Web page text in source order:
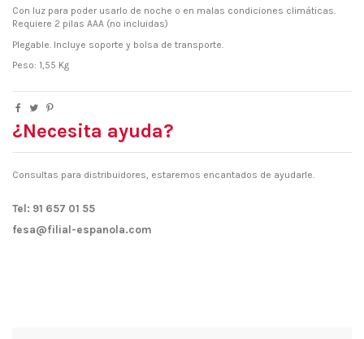
Con luz para poder usarlo de noche o en malas condiciones climáticas.
Requiere 2 pilas AAA (no incluidas)
Plegable. Incluye soporte y bolsa de transporte.
Peso: 1,55 Kg
¿Necesita ayuda?
Consultas para distribuidores, estaremos encantados de ayudarle.
Tel: 91 657 01 55
fesa@filial-espanola.com